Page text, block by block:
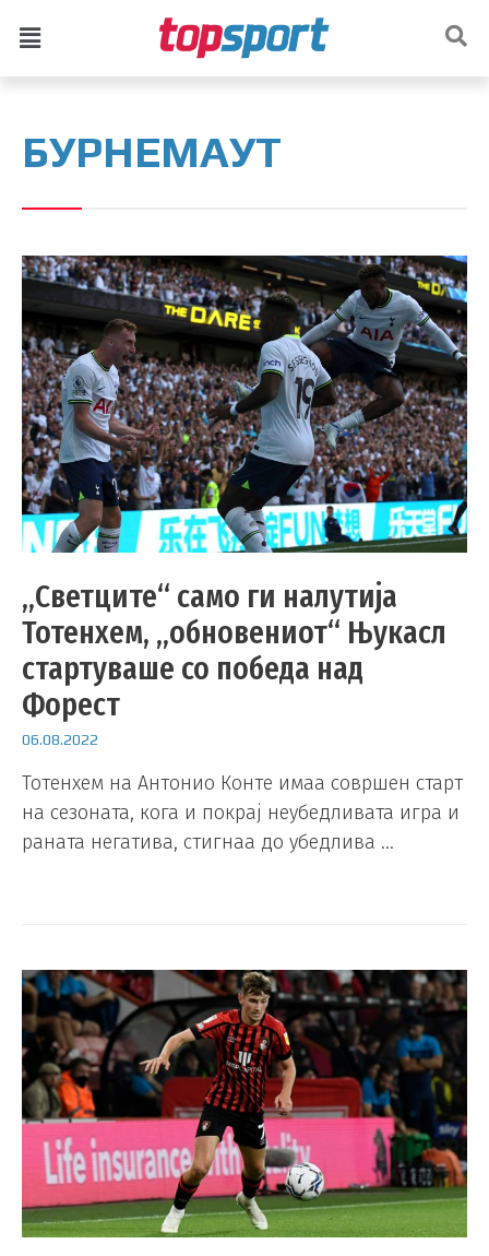
БУРНЕМАУТ
„Светците“ само ги налутија
Тотенхем, „обновениот“ Њукасл
стартуваше со победа над
Форест
06.08.2022
Тотенхем на Антонио Конте имаа совршен старт
на сезоната, кога и покрај неубедливата игра и
раната негатива, стигнаа до убедлива …